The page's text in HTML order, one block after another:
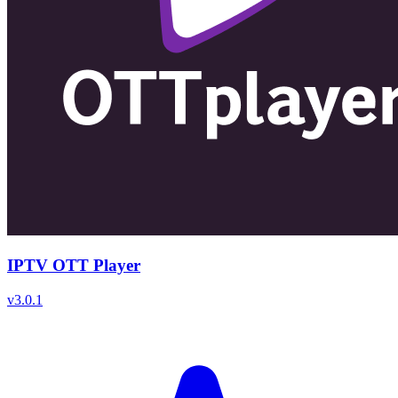
IPTV OTT Player
v3.0.1